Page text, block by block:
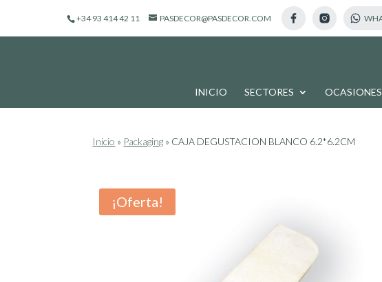
+34 93 414 42 11 PASDECOR@PASDECOR.COM
INICIO SECTORES OCASIONES
productos
Inicio » Packaging » CAJA DEGUSTACION BLANCO 6.2*6.2CM
¡Oferta!